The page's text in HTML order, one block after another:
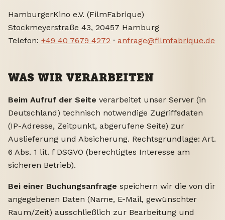
HamburgerKino e.V. (FilmFabrique)
Stockmeyerstraße 43, 20457 Hamburg
Telefon: +49 40 7679 4272 · anfrage@filmfabrique.de
WAS WIR VERARBEITEN
Beim Aufruf der Seite verarbeitet unser Server (in
Deutschland) technisch notwendige Zugriffsdaten
(IP-Adresse, Zeitpunkt, abgerufene Seite) zur
Auslieferung und Absicherung. Rechtsgrundlage: Art.
6 Abs. 1 lit. f DSGVO (berechtigtes Interesse am
sicheren Betrieb).
Bei einer Buchungsanfrage speichern wir die von dir
angegebenen Daten (Name, E-Mail, gewünschter
Raum/Zeit) ausschließlich zur Bearbeitung und